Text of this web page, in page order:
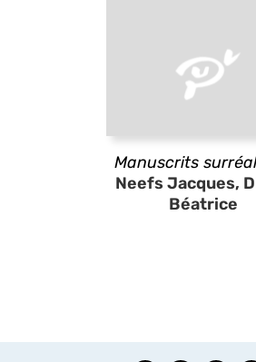
Manuscrits
Neefs Jacques,
Béatrice